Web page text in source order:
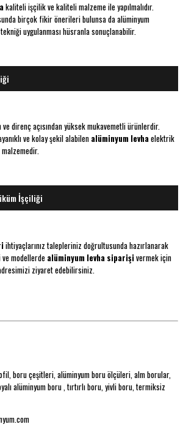
kaliteli işçilik ve kaliteli malzeme ile yapılmalıdır.
birçok fikir önerileri bulunsa da alüminyum
uygulanması hüsranla sonuçlanabilir.
ve direnç açısından yüksek mukavemetli ürünlerdir.
ve kolay şekil alabilen alüminyum levhaelektrik
İşçiliği
ihtiyaçlarınız talepleriniz doğrultusunda hazırlanarak
modellerde alüminyum levha siparişivermek için
ziyaret edebilirsiniz.